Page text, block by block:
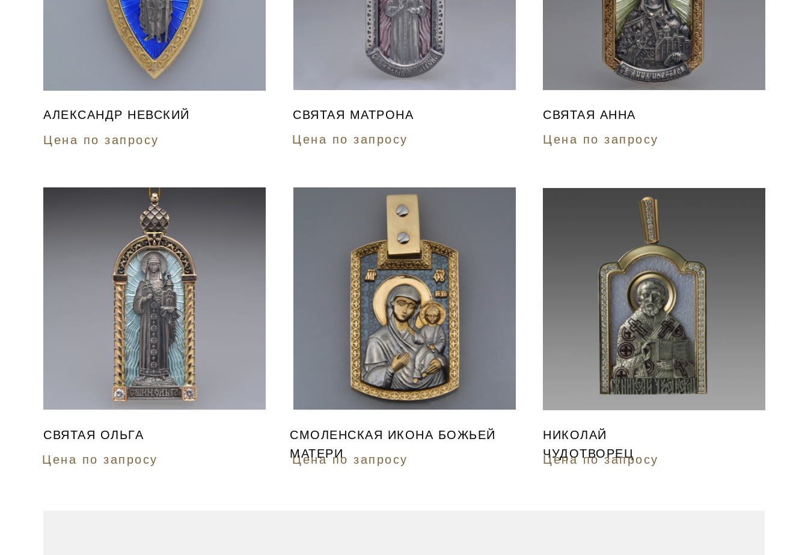
Цена по запросу
АЛЕКСАНДР НЕВСКИЙ СВЯТАЯ МАТРОНА
СВЯТАЯ АННА
Цена по запросу
Цена по запросу
Цена по запросу
СВЯТАЯ ОЛЬГА
СМОЛЕНСКАЯ ИКОНА БОЖЬЕЙ
МАТЕРИ
Цена по запросу
НИКОЛАЙ
ЧУДОТВОРЕЦ
Цена по запросу